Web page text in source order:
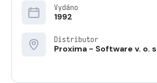
Vydáno
1992
Distributor
Proxima - Software v. o.